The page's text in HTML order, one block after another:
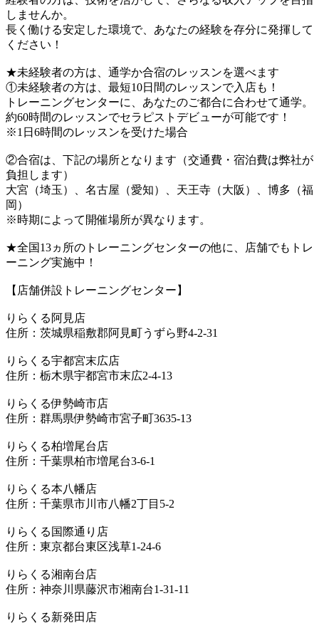
しませんか。
長く働ける安定した環境で、あなたの経験を存分に発揮して
ください！
★未経験者の方は、通学か合宿のレッスンを選べます
①未経験者の方は、最短10日間のレッスンで入店も！
トレーニングセンターに、あなたのご都合に合わせて通学。
約60時間のレッスンでセラピストデビューが可能です！
※1日6時間のレッスンを受けた場合
②合宿は、下記の場所となります（交通費・宿泊費は弊社が
負担します）
大宮（埼玉）、名古屋（愛知）、天王寺（大阪）、博多（福
岡）
※時期によって開催場所が異なります。
★全国13ヵ所のトレーニングセンターの他に、店舗でもトレ
ーニング実施中！
【店舗併設トレーニングセンター】
りらくる阿見店
住所：茨城県稲敷郡阿見町うずら野4-2-31
りらくる宇都宮末広店
住所：栃木県宇都宮市末広2-4-13
りらくる伊勢崎市店
住所：群馬県伊勢崎市宮子町3635-13
りらくる柏増尾台店
住所：千葉県柏市増尾台3-6-1
りらくる本八幡店
住所：千葉県市川市八幡2丁目5-2
りらくる国際通り店
住所：東京都台東区浅草1-24-6
りらくる湘南台店
住所：神奈川県藤沢市湘南台1-31-11
りらくる新発田店